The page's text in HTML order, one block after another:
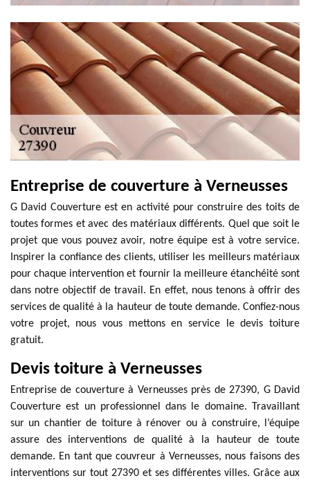
Entreprise de couverture à Verneusses
G David Couverture est en activité pour construire des toits de
toutes formes et avec des matériaux différents. Quel que soit le
projet que vous pouvez avoir, notre équipe est à votre service.
Inspirer la confiance des clients, utiliser les meilleurs matériaux
pour chaque intervention et fournir la meilleure étanchéité sont
dans notre objectif de travail. En effet, nous tenons à offrir des
services de qualité à la hauteur de toute demande. Confiez-nous
votre projet, nous vous mettons en service le devis toiture
gratuit.
Devis toiture à Verneusses
Entreprise de couverture à Verneusses près de 27390, G David
Couverture est un professionnel dans le domaine. Travaillant
sur un chantier de toiture à rénover ou à construire, l’équipe
assure des interventions de qualité à la hauteur de toute
demande. En tant que couvreur à Verneusses, nous faisons des
interventions sur tout 27390 et ses différentes villes. Grâce aux